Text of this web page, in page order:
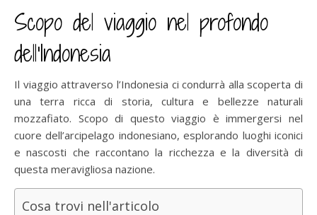
Scopo del viaggio nel profondo
dell’Indonesia
Il viaggio attraverso l’Indonesia ci condurrà alla scoperta di
una terra ricca di storia, cultura e bellezze naturali
mozzafiato. Scopo di questo viaggio è immergersi nel
cuore dell’arcipelago indonesiano, esplorando luoghi iconici
e nascosti che raccontano la ricchezza e la diversità di
questa meravigliosa nazione.
Cosa trovi nell'articolo